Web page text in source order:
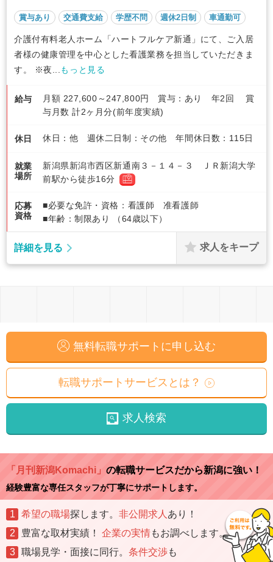
賞与あり 交通費支給 学歴不問 週休2日制 車通勤可
介護付有料老人ホーム「ハートフルケア新通」にて、ご入居
者様の健康管理を中心とした看護業務を担当していただきま
す。 ※夜... もっと見る
給与
月額 227,600～247,800円 賞与：あり 年2回 賞
与月数 計2ヶ月分(前年度実績)
休日 休日：他 週休二日制：その他 年間休日数：115日
就業
場所
新潟県新潟市西区新通南３－１４－３ ＪＲ新潟大学
前駅から徒歩16分
応募
資格
■必要な免許・資格：看護師 准看護師
■年齢：制限あり （64歳以下）
詳細を見る 求人をキープ
無料転職サポートに申し込む
転職サポートサービスとは？
求人検索
「月刊新潟Komachi」 の転職サービスだから新潟に強い！
経験豊富な専任スタッフが丁寧にサポートします。
1 希望の職場探します。 非公開求人 あり！
2
豊富な取材実績！ 企業の実情もお調べします。
3
職場見学・面接に同行。 条件交渉も